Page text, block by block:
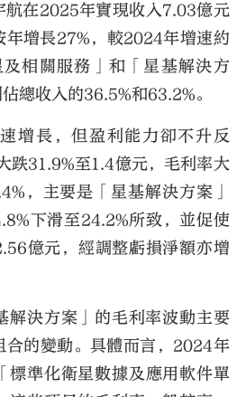
航在2025年實現收入7.03億元
年增長27%，較2024年增速約
相關服務」和「星基解決方
總收入的36.5%和63.2%。
增長，但盈利能力卻不升反
跌31.9%至1.4億元，毛利率大
，主要是「星基解決方案」
下滑至24.2%所致，並促使
億元，經調整虧損淨額亦增
解決方案」的毛利率波動主要
合的變動。具體而言，2024年
標準化衛星數據及應用軟件單